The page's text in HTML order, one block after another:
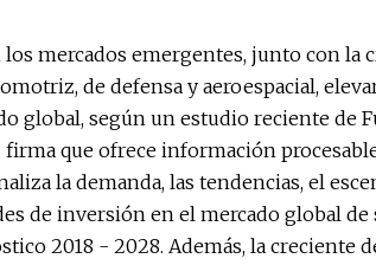
mercados emergentes, junto con la
de defensa y aeroespacial,
global, según un estudio reciente de
que ofrece información
la demanda, las tendencias, el
de inversión en el mercado global de
2018 - 2028. Además, la creciente